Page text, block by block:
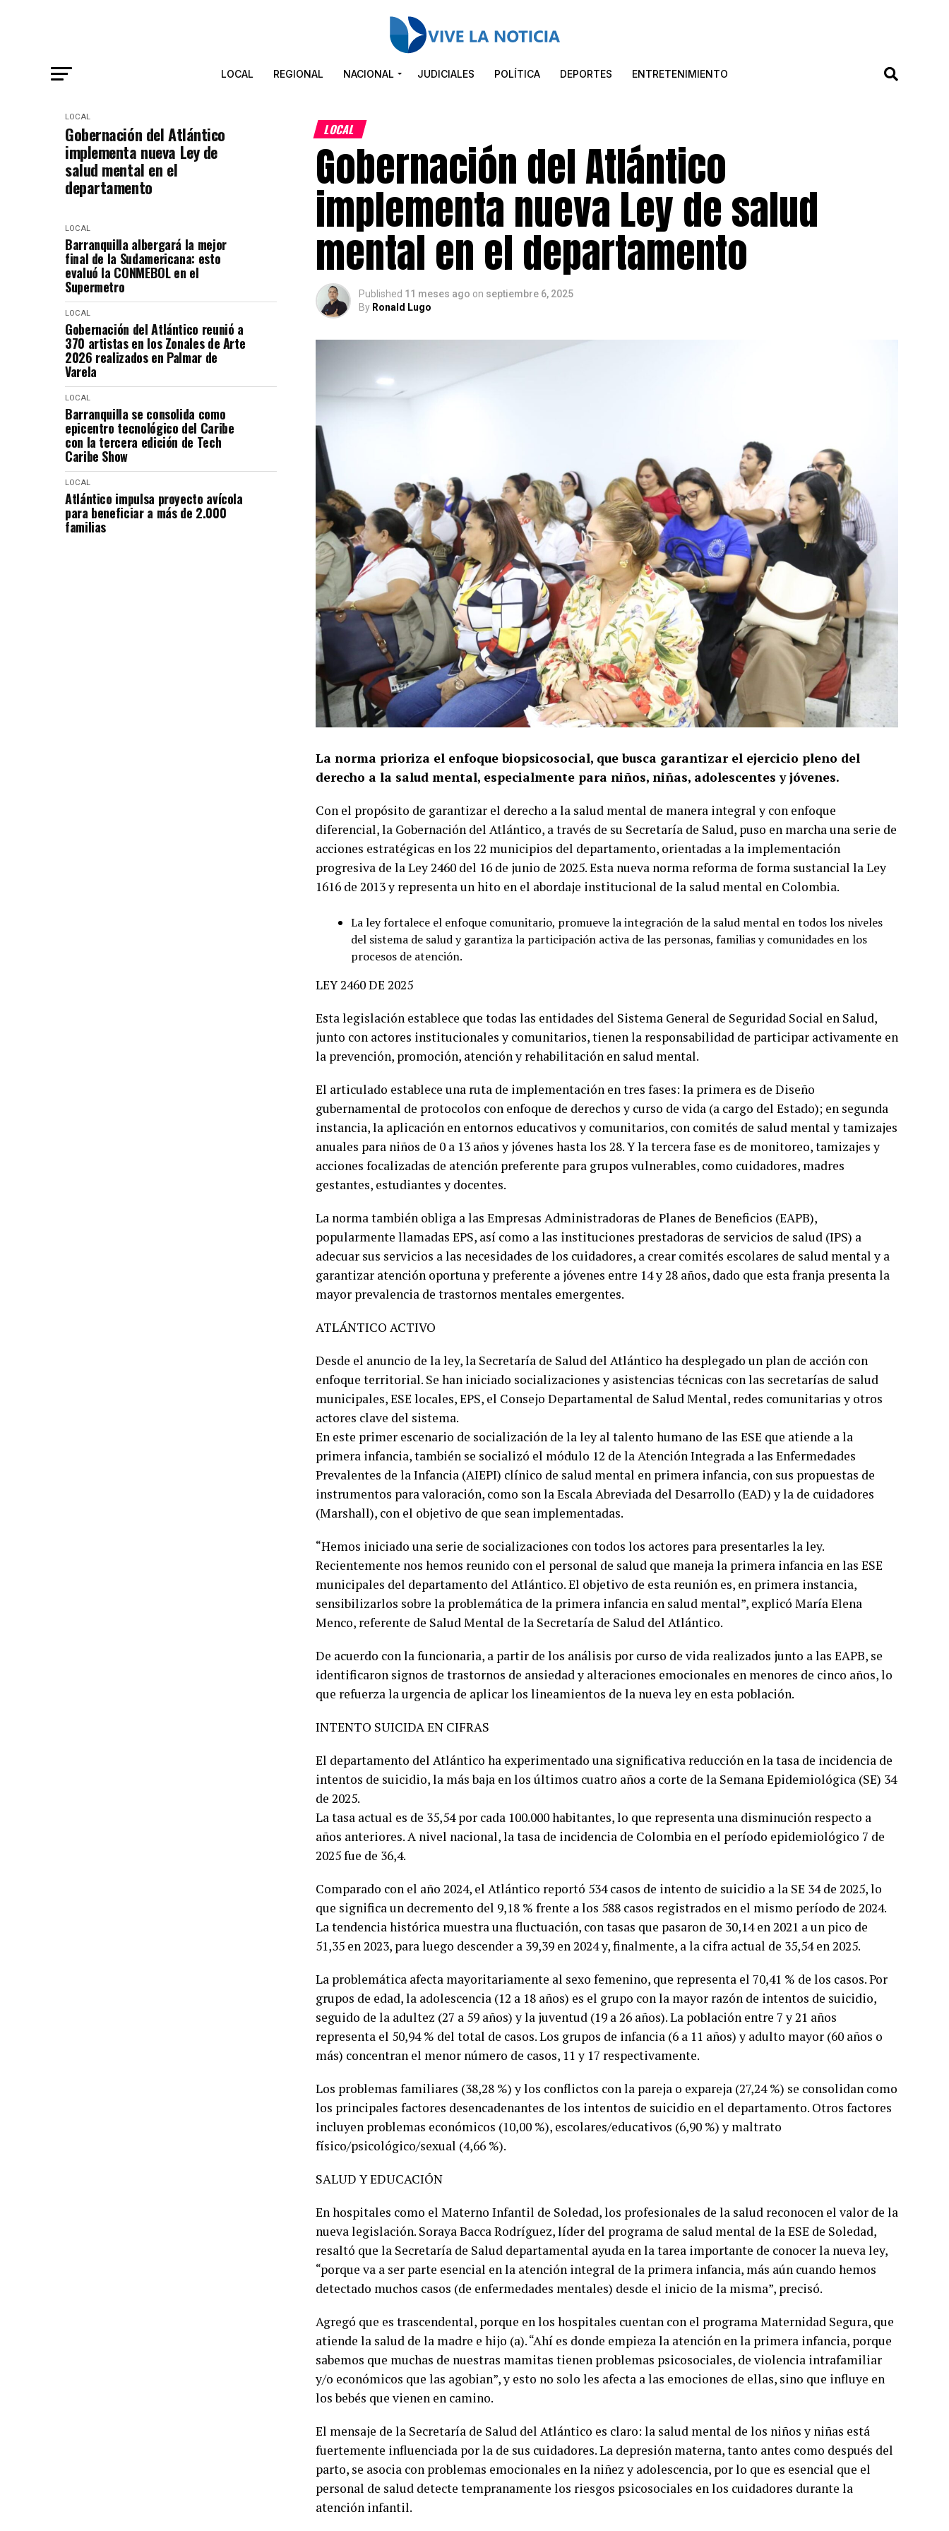
LOCAL REGIONAL NACIONAL JUDICIALES POLÍTICA DEPORTES ENTRETENIMIENTO
LOCAL
Gobernación del Atlántico
implementa nueva Ley de
salud mental en el
departamento
LOCAL
Barranquilla albergará la mejor
final de la Sudamericana: esto
evaluó la CONMEBOL en el
Supermetro
LOCAL
Gobernación del Atlántico reunió a
370 artistas en los Zonales de Arte
2026 realizados en Palmar de
Varela
LOCAL
Barranquilla se consolida como
epicentro tecnológico del Caribe
con la tercera edición de Tech
Caribe Show
LOCAL
Atlántico impulsa proyecto avícola
para beneficiar a más de 2.000
familias
LOCAL
Gobernación del Atlántico
implementa nueva Ley de salud
mental en el departamento
Published 11 meses ago on septiembre 6, 2025
By Ronald Lugo
La norma prioriza el enfoque biopsicosocial, que busca garantizar el ejercicio pleno del
derecho a la salud mental, especialmente para niños, niñas, adolescentes y jóvenes.
Con el propósito de garantizar el derecho a la salud mental de manera integral y con enfoque
diferencial, la Gobernación del Atlántico, a través de su Secretaría de Salud, puso en marcha una serie de
acciones estratégicas en los 22 municipios del departamento, orientadas a la implementación
progresiva de la Ley 2460 del 16 de junio de 2025. Esta nueva norma reforma de forma sustancial la Ley
1616 de 2013 y representa un hito en el abordaje institucional de la salud mental en Colombia.
La ley fortalece el enfoque comunitario, promueve la integración de la salud mental en todos los niveles
del sistema de salud y garantiza la participación activa de las personas, familias y comunidades en los
procesos de atención.
LEY 2460 DE 2025
Esta legislación establece que todas las entidades del Sistema General de Seguridad Social en Salud,
junto con actores institucionales y comunitarios, tienen la responsabilidad de participar activamente en
la prevención, promoción, atención y rehabilitación en salud mental.
El articulado establece una ruta de implementación en tres fases: la primera es de Diseño
gubernamental de protocolos con enfoque de derechos y curso de vida (a cargo del Estado); en segunda
instancia, la aplicación en entornos educativos y comunitarios, con comités de salud mental y tamizajes
anuales para niños de 0 a 13 años y jóvenes hasta los 28. Y la tercera fase es de monitoreo, tamizajes y
acciones focalizadas de atención preferente para grupos vulnerables, como cuidadores, madres
gestantes, estudiantes y docentes.
La norma también obliga a las Empresas Administradoras de Planes de Beneficios (EAPB),
popularmente llamadas EPS, así como a las instituciones prestadoras de servicios de salud (IPS) a
adecuar sus servicios a las necesidades de los cuidadores, a crear comités escolares de salud mental y a
garantizar atención oportuna y preferente a jóvenes entre 14 y 28 años, dado que esta franja presenta la
mayor prevalencia de trastornos mentales emergentes.
ATLÁNTICO ACTIVO
Desde el anuncio de la ley, la Secretaría de Salud del Atlántico ha desplegado un plan de acción con
enfoque territorial. Se han iniciado socializaciones y asistencias técnicas con las secretarías de salud
municipales, ESE locales, EPS, el Consejo Departamental de Salud Mental, redes comunitarias y otros
actores clave del sistema.
En este primer escenario de socialización de la ley al talento humano de las ESE que atiende a la
primera infancia, también se socializó el módulo 12 de la Atención Integrada a las Enfermedades
Prevalentes de la Infancia (AIEPI) clínico de salud mental en primera infancia, con sus propuestas de
instrumentos para valoración, como son la Escala Abreviada del Desarrollo (EAD) y la de cuidadores
(Marshall), con el objetivo de que sean implementadas.
“Hemos iniciado una serie de socializaciones con todos los actores para presentarles la ley.
Recientemente nos hemos reunido con el personal de salud que maneja la primera infancia en las ESE
municipales del departamento del Atlántico. El objetivo de esta reunión es, en primera instancia,
sensibilizarlos sobre la problemática de la primera infancia en salud mental”, explicó María Elena
Menco, referente de Salud Mental de la Secretaría de Salud del Atlántico.
De acuerdo con la funcionaria, a partir de los análisis por curso de vida realizados junto a las EAPB, se
identificaron signos de trastornos de ansiedad y alteraciones emocionales en menores de cinco años, lo
que refuerza la urgencia de aplicar los lineamientos de la nueva ley en esta población.
INTENTO SUICIDA EN CIFRAS
El departamento del Atlántico ha experimentado una significativa reducción en la tasa de incidencia de
intentos de suicidio, la más baja en los últimos cuatro años a corte de la Semana Epidemiológica (SE) 34
de 2025.
La tasa actual es de 35,54 por cada 100.000 habitantes, lo que representa una disminución respecto a
años anteriores. A nivel nacional, la tasa de incidencia de Colombia en el período epidemiológico 7 de
2025 fue de 36,4.
Comparado con el año 2024, el Atlántico reportó 534 casos de intento de suicidio a la SE 34 de 2025, lo
que significa un decremento del 9,18 % frente a los 588 casos registrados en el mismo período de 2024.
La tendencia histórica muestra una fluctuación, con tasas que pasaron de 30,14 en 2021 a un pico de
51,35 en 2023, para luego descender a 39,39 en 2024 y, finalmente, a la cifra actual de 35,54 en 2025.
La problemática afecta mayoritariamente al sexo femenino, que representa el 70,41 % de los casos. Por
grupos de edad, la adolescencia (12 a 18 años) es el grupo con la mayor razón de intentos de suicidio,
seguido de la adultez (27 a 59 años) y la juventud (19 a 26 años). La población entre 7 y 21 años
representa el 50,94 % del total de casos. Los grupos de infancia (6 a 11 años) y adulto mayor (60 años o
más) concentran el menor número de casos, 11 y 17 respectivamente.
Los problemas familiares (38,28 %) y los conflictos con la pareja o expareja (27,24 %) se consolidan como
los principales factores desencadenantes de los intentos de suicidio en el departamento. Otros factores
incluyen problemas económicos (10,00 %), escolares/educativos (6,90 %) y maltrato
físico/psicológico/sexual (4,66 %).
SALUD Y EDUCACIÓN
En hospitales como el Materno Infantil de Soledad, los profesionales de la salud reconocen el valor de la
nueva legislación. Soraya Bacca Rodríguez, líder del programa de salud mental de la ESE de Soledad,
resaltó que la Secretaría de Salud departamental ayuda en la tarea importante de conocer la nueva ley,
“porque va a ser parte esencial en la atención integral de la primera infancia, más aún cuando hemos
detectado muchos casos (de enfermedades mentales) desde el inicio de la misma”, precisó.
Agregó que es trascendental, porque en los hospitales cuentan con el programa Maternidad Segura, que
atiende la salud de la madre e hijo (a). “Ahí es donde empieza la atención en la primera infancia, porque
sabemos que muchas de nuestras mamitas tienen problemas psicosociales, de violencia intrafamiliar
y/o económicos que las agobian”, y esto no solo les afecta a las emociones de ellas, sino que influye en
los bebés que vienen en camino.
El mensaje de la Secretaría de Salud del Atlántico es claro: la salud mental de los niños y niñas está
fuertemente influenciada por la de sus cuidadores. La depresión materna, tanto antes como después del
parto, se asocia con problemas emocionales en la niñez y adolescencia, por lo que es esencial que el
personal de salud detecte tempranamente los riesgos psicosociales en los cuidadores durante la
atención infantil.